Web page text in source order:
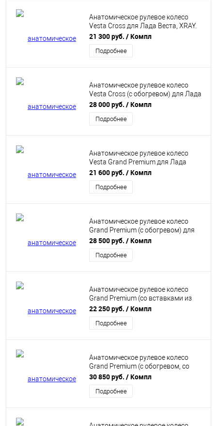
Анатомическое рулевое колесо
Vesta Cross для Лада Веста, XRAY.
"Ferrum"
21 300 руб. / Компл
Подробнее
Анатомическое рулевое колесо
Vesta Cross (с обогревом) для Лада
Веста, XRAY. "Ferrum"
28 000 руб. / Компл
Подробнее
Анатомическое рулевое колесо
Vesta Grand Premium для Лада
Веста, XRAY. "Ferrum"
21 600 руб. / Компл
Подробнее
Анатомическое рулевое колесо
Grand Premium (с обогревом) для
Лада Веста, XRAY. "Ferrum"
28 500 руб. / Компл
Подробнее
Анатомическое рулевое колесо
Grand Premium (со вставками из
алькантары) для Лада Веста, XRAY.
"Ferrum"
22 250 руб. / Компл
Подробнее
Анатомическое рулевое колесо
Grand Premium (с обогревом, со
вставками из алькантары) для
Лада Веста, XRAY. "Ferrum"
30 850 руб. / Компл
Подробнее